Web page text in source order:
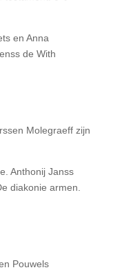
en Anna
de With
Molegraeff zijn
Anthonij Janss
diakonie armen.
Pouwels